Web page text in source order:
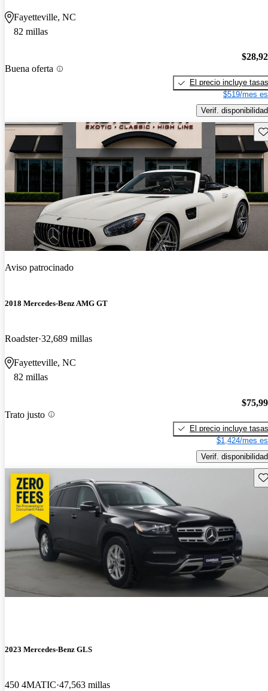
Fayetteville, NC
82 millas
Buena oferta
El precio incluye tasas
$519/mes
Verif. disponibilidad
Aviso patrocinado
2018 Mercedes-Benz AMG GT
Roadster 32,689 millas
Fayetteville, NC
82 millas
Trato justo
El precio incluye tasas
$1,424/mes
Verif. disponibilidad
2023 Mercedes-Benz GLS
450 4MATIC 47,563 millas